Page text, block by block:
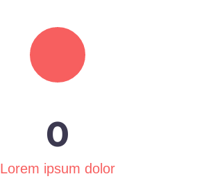
0
Lorem ipsum dolor